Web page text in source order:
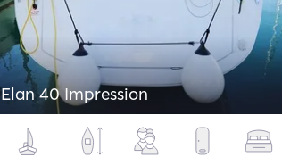
Elan 40 Impression